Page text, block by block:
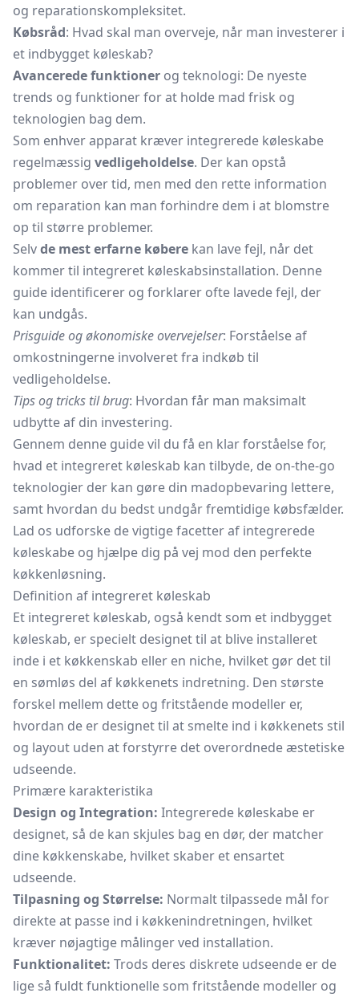
og reparationskompleksitet.
Købsråd: Hvad skal man overveje, når man investerer i
et indbygget køleskab?
Avancerede funktioner og teknologi: De nyeste
trends og funktioner for at holde mad frisk og
teknologien bag dem.
Som enhver apparat kræver integrerede køleskabe
regelmæssig vedligeholdelse. Der kan opstå
problemer over tid, men med den rette information
om reparation kan man forhindre dem i at blomstre
op til større problemer.
Selvde mest erfarne købere kan lave fejl, når det
kommer til integreret køleskabsinstallation. Denne
guide identificerer og forklarer ofte lavede fejl, der
kan undgås.
Prisguide og økonomiske overvejelser: Forståelse af
omkostningerne involveret fra indkøb til
vedligeholdelse.
Tips og tricks til brug: Hvordan får man maksimalt
udbytte af din investering.
Gennem denne guide vil du få en klar forståelse for,
hvad et integreret køleskab kan tilbyde, de on-the-go
teknologier der kan gøre din madopbevaring lettere,
samt hvordan du bedst undgår fremtidige købsfælder.
Lad os udforske de vigtige facetter af integrerede
køleskabe og hjælpe dig på vej mod den perfekte
køkkenløsning.
Definition af integreret køleskab
Et integreret køleskab, også kendt som et indbygget
køleskab, er specielt designet til at blive installeret
inde i et køkkenskab eller en niche, hvilket gør det til
en sømløs del af køkkenets indretning. Den største
forskel mellem dette og fritstående modeller er,
hvordan de er designet til at smelte ind i køkkenets stil
og layout uden at forstyrre det overordnede æstetiske
udseende.
Primære karakteristika
Design og Integration: Integrerede køleskabe er
designet, så de kan skjules bag en dør, der matcher
dine køkkenskabe, hvilket skaber et ensartet
udseende.
Tilpasning og Størrelse: Normalt tilpassede mål for
direkte at passe ind i køkkenindretningen, hvilket
kræver nøjagtige målinger ved installation.
Funktionalitet: Trods deres diskrete udseende er de
lige så fuldt funktionelle som fritstående modeller og